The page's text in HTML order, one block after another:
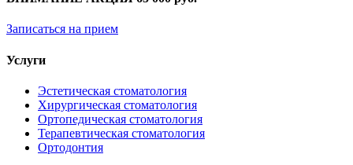
Записаться на прием
Услуги
Эстетическая стоматология
Хирургическая стоматология
Ортопедическая стоматология
Терапевтическая стоматология
Ортодонтия